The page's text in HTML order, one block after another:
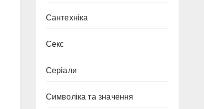
Сантехніка
Секс
Серіали
Символіка та значення